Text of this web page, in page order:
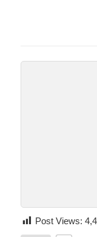
Post Views: